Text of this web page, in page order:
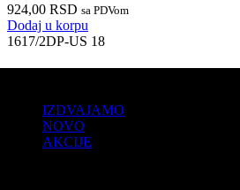
924,00 RSD sa PDVom
Dodaj u korpu
1617/2DP-US 18
IZDVAJAMO
NOVO
AKCIJE